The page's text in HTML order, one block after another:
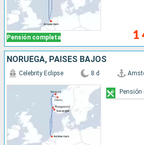
Pensión completa 1
NORUEGA, PAISES BAJOS
Celebrity Eclipse 8 d
Pensión